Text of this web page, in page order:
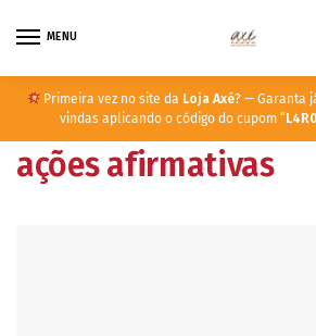
MENU
Primeira vez no site da Loja Axé? — Garanta
vindas aplicando o código do cupom “
ações afirmativas